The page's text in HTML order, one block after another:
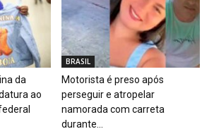
da
ao
BRASIL
Motorista é preso após
perseguir e atropelar
namorada com carreta
durante...